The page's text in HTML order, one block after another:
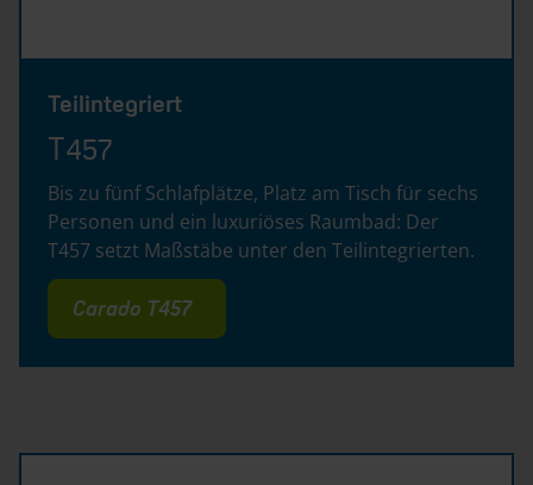
Teilintegriert
T457
Bis zu fünf Schlafplätze, Platz am Tisch für sechs
Personen und ein luxuriöses Raumbad: Der
T457 setzt Maßstäbe unter den Teilintegrierten.
Carado T457